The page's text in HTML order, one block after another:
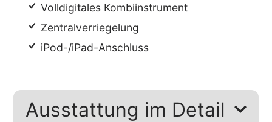
Volldigitales Kombiinstrument
Zentralverriegelung
iPod-/iPad-Anschluss
Ausstattung im Detail